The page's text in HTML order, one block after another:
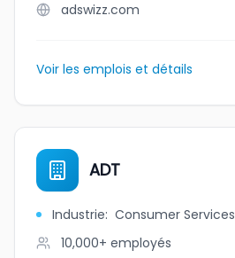
adswizz.com
Voir les emplois et détails
ADT
Industrie: Consumer Services
10,000+ employés